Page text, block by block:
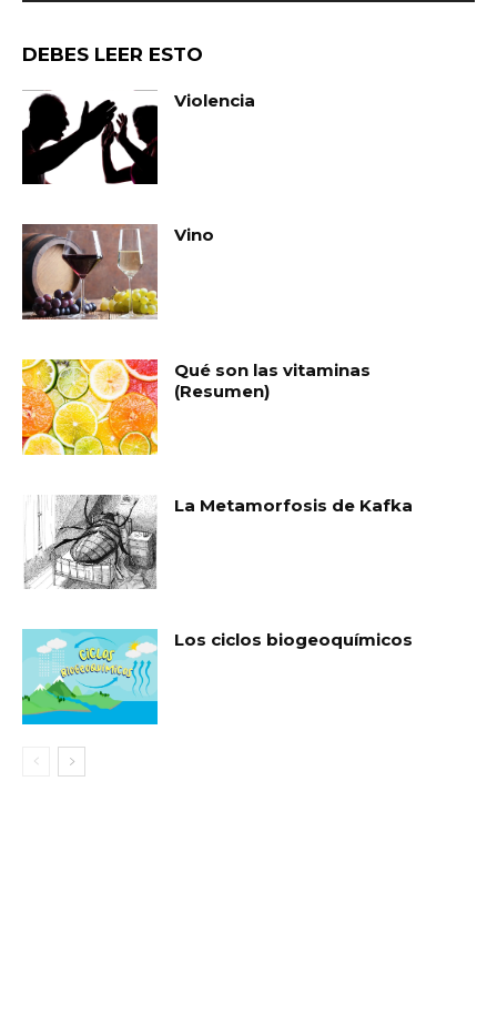
DEBES LEER ESTO
Violencia
Vino
Qué son las vitaminas
(Resumen)
La Metamorfosis de Kafka
Los ciclos biogeoquímicos